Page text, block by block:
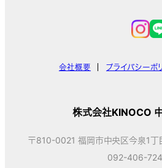
会社概要 プライバシーポ
株式会社KINOCO
〒810-0021 福岡市中央区今泉1丁
092-406-